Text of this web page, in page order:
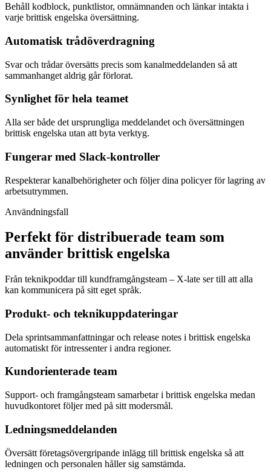
Behåll kodblock, punktlistor, omnämnanden och länkar intakta i
varje brittisk engelska översättning.
Automatisk trådöverdragning
Svar och trådar översätts precis som kanalmeddelanden så att
sammanhanget aldrig går förlorat.
Synlighet för hela teamet
Alla ser både det ursprungliga meddelandet och översättningen
brittisk engelska utan att byta verktyg.
Fungerar med Slack-kontroller
Respekterar kanalbehörigheter och följer dina policyer för lagring av
arbetsutrymmen.
Användningsfall
Perfekt för distribuerade team som
använder brittisk engelska
Från teknikpoddar till kundframgångsteam – X-late ser till att alla
kan kommunicera på sitt eget språk.
Produkt- och teknikuppdateringar
Dela sprintsammanfattningar och release notes i brittisk engelska
automatiskt för intressenter i andra regioner.
Kundorienterade team
Support- och framgångsteam samarbetar i brittisk engelska medan
huvudkontoret följer med på sitt modersmål.
Ledningsmeddelanden
Översätt företagsövergripande inlägg till brittisk engelska så att
ledningen och personalen håller sig samstämda.